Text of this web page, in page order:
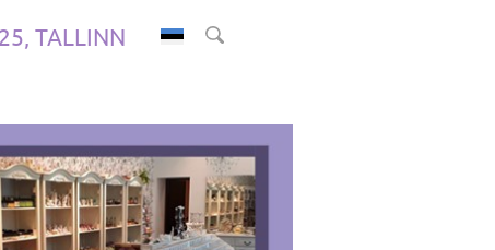
TALLINN